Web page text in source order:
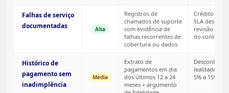
Falhas de serviço
documentadas
Alta
Registros de
chamados de suporte
com evidência de
falhas recorrentes de
cobertura ou dados
Crédito na
SLA
revisão das
do contrato
Histórico de
pagamento sem
inadimplência
Média
Extrato de
pagamentos em dia
dos últimos 12 a 24
meses + argumento
Desconto de
lealdade/
5% a 15%